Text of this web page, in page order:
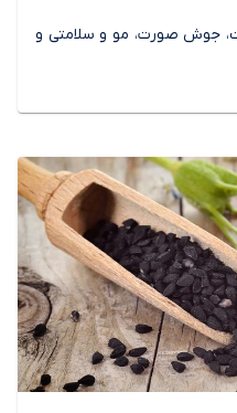
جوش صورت، مو و سلامتی و